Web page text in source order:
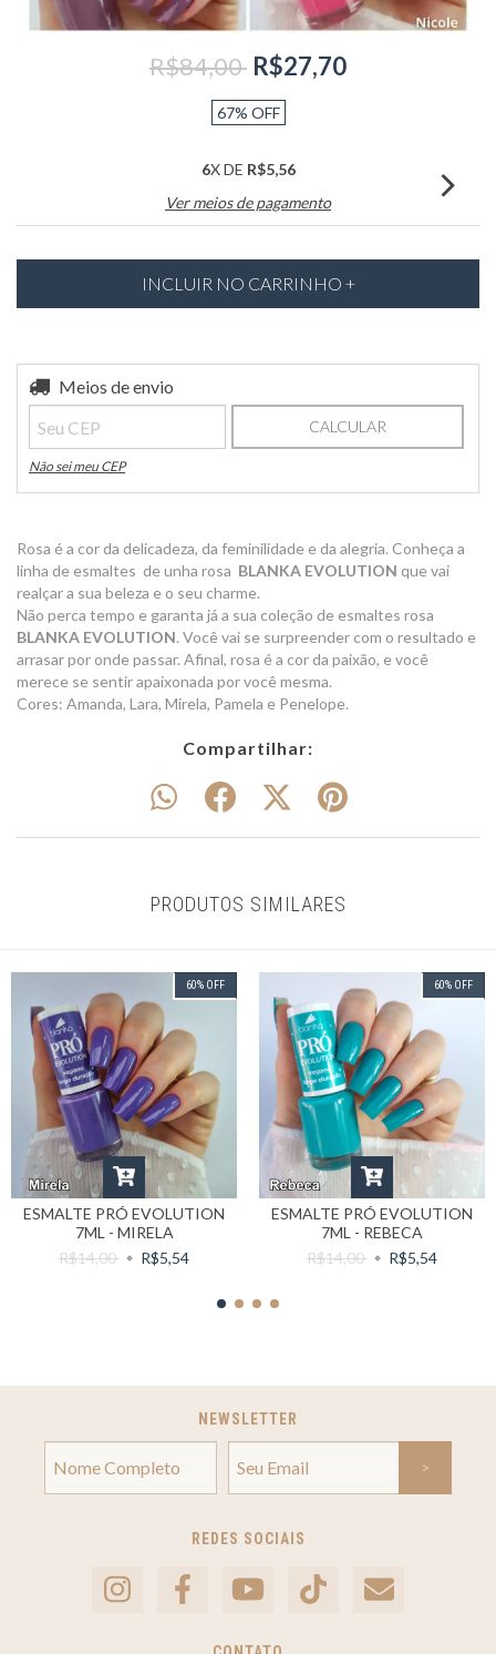
R$84,00 R$27,70
67% OFF
6X DE R$5,56
Ver meios de pagamento
Entregas para o CEP:
Meios de envio
CALCULAR
Não sei meu CEP
Rosa é a cor da delicadeza, da feminilidade e da alegria. Conheça a
linha de esmaltes de unha rosa BLANKA EVOLUTION que vai
realçar a sua beleza e o seu charme.
Não perca tempo e garanta já a sua coleção de esmaltes rosa
BLANKA EVOLUTION. Você vai se surpreender com o resultado e
arrasar por onde passar. Afinal, rosa é a cor da paixão, e você
merece se sentir apaixonada por você mesma.
Cores: Amanda, Lara, Mirela, Pamela e Penelope.
Compartilhar:
PRODUTOS SIMILARES
60% OFF
ESMALTE PRÓ EVOLUTION
7ML - MIRELA
R$14,00
R$5,54
60% OFF
ESMALTE PRÓ EVOLUTION
7ML - REBECA
R$14,00
R$5,54
NEWSLETTER
REDES SOCIAIS